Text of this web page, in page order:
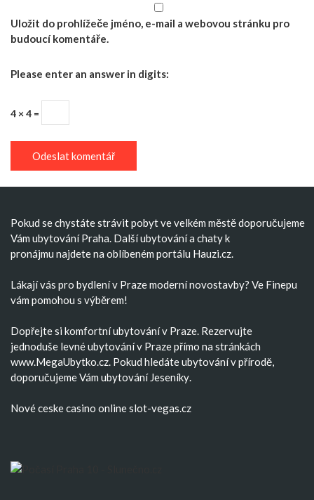
Uložit do prohlížeče jméno, e-mail a webovou stránku pro
budoucí komentáře.
Please enter an answer in digits:
4 × 4 =
Pokud se chystáte strávit pobyt ve velkém městě doporučujeme
Vám ubytování Praha. Dalšíubytovánía chaty k
pronájmu najdete na oblíbeném portálu Hauzi.cz.
Lákají vás pro bydlení v Praze modernínovostavby? Ve Finepu
vám pomohou s výběrem!
Dopřejte si komfortníubytování v Praze. Rezervujte
jednoduše levné ubytování v Prazepřímo na stránkách
www.MegaUbytko.cz. Pokud hledáte ubytování v přírodě,
doporučujeme Vám ubytování Jeseníky.
Nové ceske casino online slot-vegas.cz